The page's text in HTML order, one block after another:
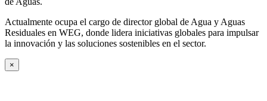
Actualmente ocupa el cargo de director global de Agua y Aguas
Residuales en WEG, donde lidera iniciativas globales para impulsar
la innovación y las soluciones sostenibles en el sector.
×